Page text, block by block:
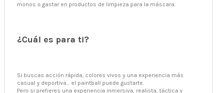
monos o gastar en productos de limpieza para la máscara.
¿Cuál es para ti?
Si buscas acción rápida, colores vivos y una experiencia más
casual y deportiva… el paintball puede gustarte.
Pero si prefieres una experiencia inmersiva, realista, táctica y